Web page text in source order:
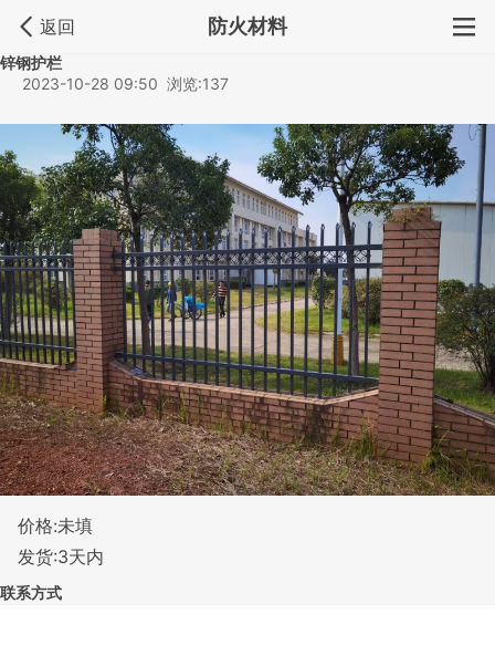
返回 防火材料
锌钢护栏
2023-10-28 09:50 浏览:137
价格:未填
发货:3天内
联系方式